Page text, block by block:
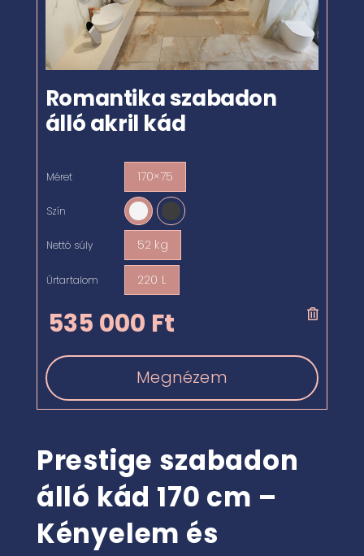
Romantika szabadon
álló akril kád
Méret 170×75
Szín
Nettó súly 52 kg
Űrtartalom 220 L
535 000 Ft
Megnézem
Prestige szabadon
álló kád 170 cm –
Kényelem és